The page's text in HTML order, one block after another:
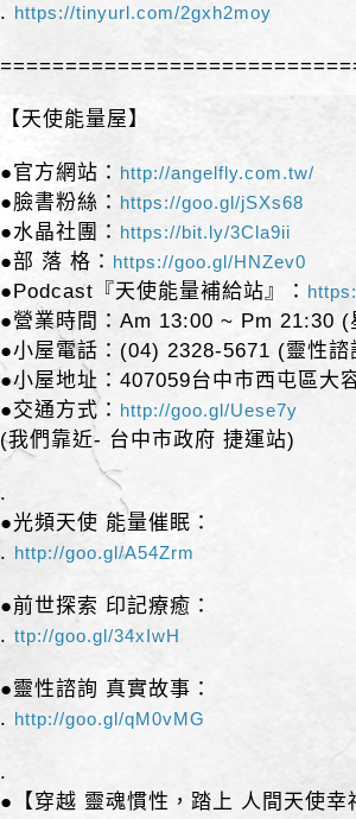
. https://tinyurl.com/2gxh2moy
【天使能量屋】
●官方網站： http://angelfly.com.tw/
●臉書粉絲： https://goo.gl/jSXs68
●水晶社團： https://bit.ly/3Cla9ii
●部 落 格： https://goo.gl/HNZev0
●Podcast『天使能量補給站』：
●營業時間：Am 13:00 ~ Pm 21:30 (
●小屋電話：(04) 2328-5671 (靈性
●小屋地址：407059台中市西屯區大
●交通方式： http://goo.gl/Uese7y
(我們靠近- 台中市政府 捷運站)
.
●光頻天使 能量催眠：
. http://goo.gl/A54Zrm
●前世探索 印記療癒：
.ttp://goo.gl/34xIwH
●靈性諮詢 真實故事：
. http://goo.gl/qM0vMG
.
●【穿越 靈魂慣性，踏上 人間天使幸